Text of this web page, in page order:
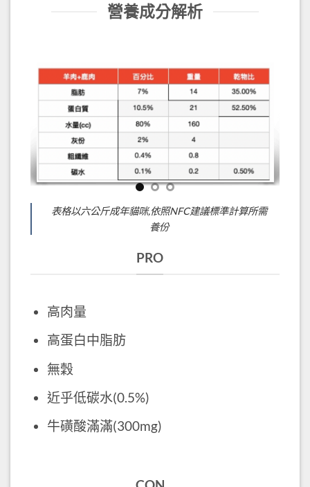
營養成分解析
TUNDRA 主食罐 羊肉＋鹿肉
表格以六公斤成年貓咪,依照NFC建議標準計算所需
養份
PRO
高肉量
高蛋白中脂肪
無穀
近乎低碳水(0.5%)
牛磺酸滿滿(300mg)